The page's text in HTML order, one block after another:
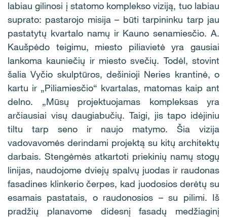
labiau gilinosi į statomo komplekso viziją, tuo labiau
suprato: pastarojo misija – būti tarpininku tarp jau
pastatytų kvartalo namų ir Kauno senamiesčio. A.
Kaušpėdo teigimu, miesto piliavietė yra gausiai
lankoma kauniečių ir miesto svečių. Todėl, stovint
šalia Vyčio skulptūros, dešinioji Neries krantinė, o
kartu ir „Piliamiesčio“ kvartalas, matomas kaip ant
delno. „Mūsų projektuojamas kompleksas yra
arčiausiai visų daugiabučių. Taigi, jis tapo idėjiniu
tiltu tarp seno ir naujo matymo. Šia vizija
vadovavomės derindami projektą su kitų architektų
darbais. Stengėmės atkartoti priekinių namų stogų
linijas, naudojome dviejų spalvų juodas ir raudonas
fasadines klinkerio čerpes, kad juodosios derėtų su
esamais pastatais, o raudonosios – su pilimi. Iš
pradžių planavome didesnį fasadų medžiaginį